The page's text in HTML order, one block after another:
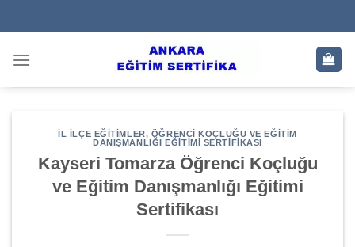
to
İL İLÇE EĞITIMLER, ÖĞRENCI KOÇLUĞU VE EĞITIM
DANIŞMANLIĞI EĞITIMI SERTIFIKASI
Kayseri Tomarza Öğrenci Koçluğu
ve Eğitim Danışmanlığı Eğitimi
Sertifikası